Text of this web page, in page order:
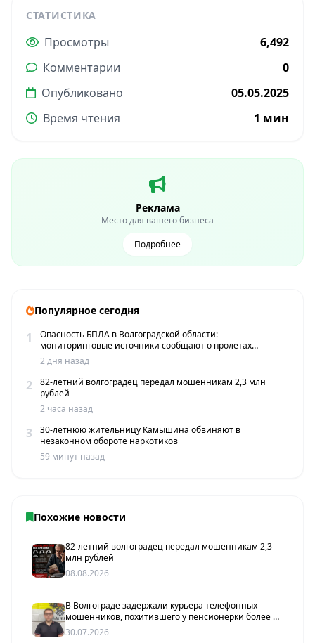
СТАТИСТИКА
Просмотры
6,492
Комментарии
0
Опубликовано
05.05.2025
Время чтения
1 мин
Реклама
Место для вашего бизнеса
Подробнее
Популярное сегодня
1
Опасность БПЛА в Волгоградской области:
мониторинговые источники сообщают о пролетах
беспилотников
2 дня назад
2
82-летний волгоградец передал мошенникам 2,3 млн
рублей
2 часа назад
3
30-летнюю жительницу Камышина обвиняют в
незаконном обороте наркотиков
59 минут назад
Похожие новости
82-летний волгоградец передал мошенникам 2,3
млн рублей
08.08.2026
В Волгограде задержали курьера телефонных
мошенников, похитившего у пенсионерки более 2
млн рублей
30.07.2026